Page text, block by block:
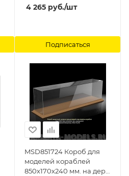
4 265 руб./шт
Подписаться
MSD851724 Короб для
моделей кораблей
850х170х240 мм. на дер.